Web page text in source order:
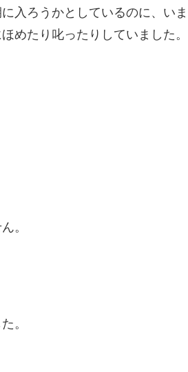
入ろうかとしているのに、いま
めたり叱ったりしていました。
。
。